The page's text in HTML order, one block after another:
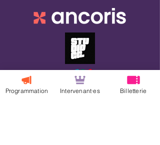
Programmation Intervenant·es Billetterie